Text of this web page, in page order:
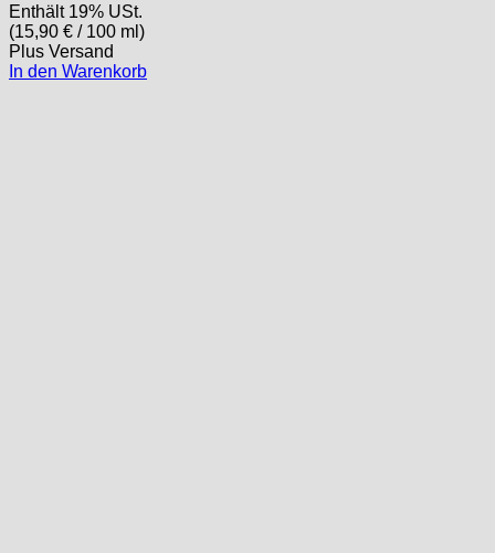
Enthält 19% USt.
(15,90 € / 100 ml)
Plus Versand
In den Warenkorb